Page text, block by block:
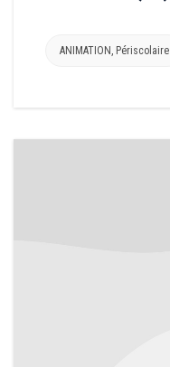
ANIMATION , Périscolaire